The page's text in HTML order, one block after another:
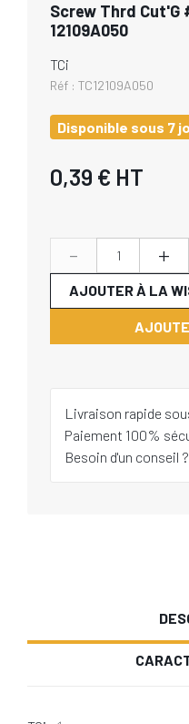
Screw Thrd Cut'G
12109A050
TCi
Réf : TC12109A050
Disponible sous 7
0,39 € HT
- +
AJOUTER À LA
Livraison rapide
Paiement 100%
Besoin d'un conseil ?